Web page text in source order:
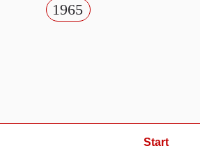
1965
Start